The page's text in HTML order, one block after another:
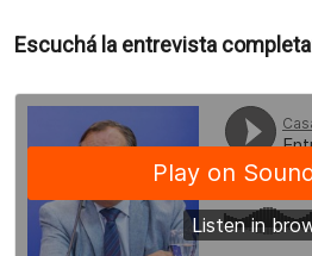
Escuchá la entrevista